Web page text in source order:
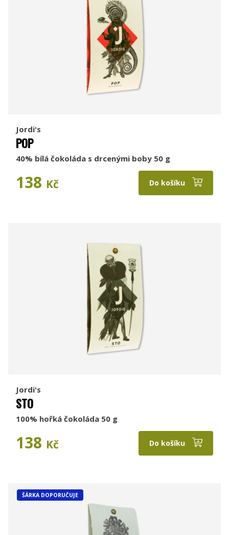
Jordi's
POP
40% bílá čokoláda s drcenými boby 50 g
138 Kč Do košíku
Jordi's
STO
100% hořká čokoláda 50 g
138 Kč Do košíku
ŠÁRKA DOPORUČUJE